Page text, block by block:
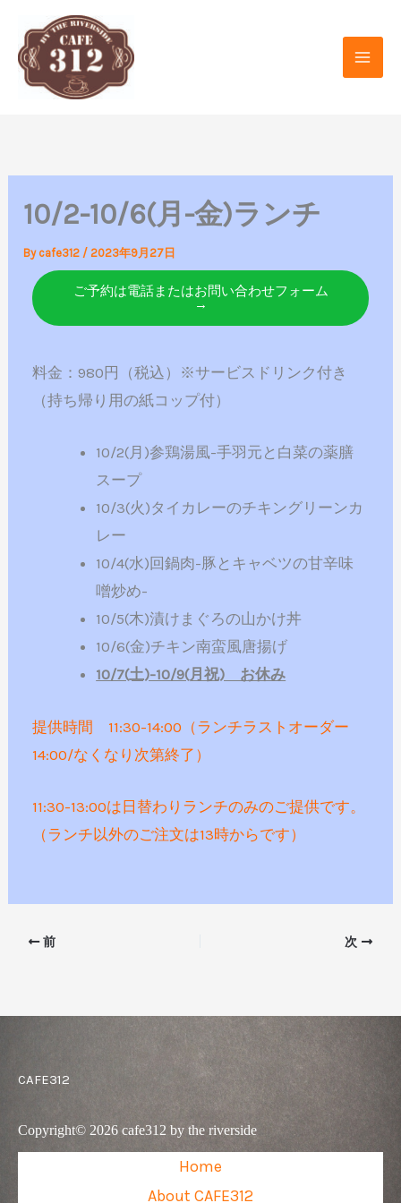
プ
10/2-10/6(月-金)ランチ
By cafe312 /2023年9月27日
ご予約は電話またはお問い合わせフォーム
→
料金：980円（税込）※サービスドリンク付き
（持ち帰り用の紙コップ付）
10/2(月)参鶏湯風-手羽元と白菜の薬膳
スープ
10/3(火)タイカレーのチキングリーンカ
レー
10/4(水)回鍋肉-豚とキャベツの甘辛味
噌炒め-
10/5(木)漬けまぐろの山かけ丼
10/6(金)チキン南蛮風唐揚げ
10/7(土)-10/9(月祝) お休み
提供時間 11:30-14:00（ランチラストオーダー
14:00/なくなり次第終了）
11:30-13:00は日替わりランチのみのご提供です。
（ランチ以外のご注文は13時からです）
前 次
CAFE312
Copyright© 2026 cafe312 by the riverside
Home
About CAFE312